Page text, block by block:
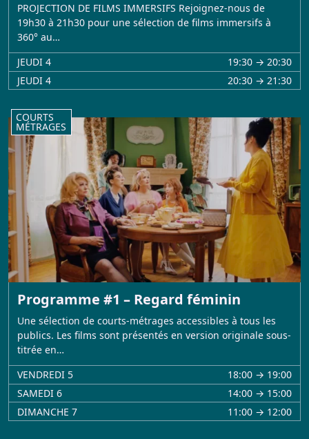
PROJECTION DE FILMS IMMERSIFS Rejoignez-nous de
19h30 à 21h30 pour une sélection de films immersifs à
360° au…
JEUDI 4
19:30 → 20:30
JEUDI 4
20:30 → 21:30
COURTS
MÉTRAGES
Programme #1 – Regard féminin
Une sélection de courts-métrages accessibles à tous les
publics. Les films sont présentés en version originale sous-
titrée en…
VENDREDI 5
18:00 → 19:00
SAMEDI 6
14:00 → 15:00
DIMANCHE 7
11:00 → 12:00